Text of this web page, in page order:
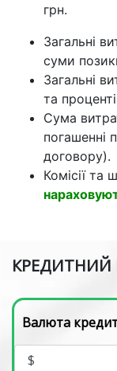
грн.
Загальні
суми
Загальні
та
Сума
погашенні
договору).
Комісії та
КРЕДИТНИЙ
Валюта